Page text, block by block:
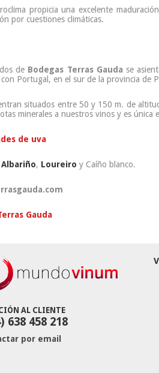
propicia una excelente
por cuestiones climáticas.
de Bodegas Terras Gauda se
Portugal, en el sur de la provincia de
situados entre 50 y 150 m. de
minerales a nuestros vinos y es
de uva
Albariño, Loureiro y Caíño blanco.
Gauda
AL CLIENTE
638 458 218
por email